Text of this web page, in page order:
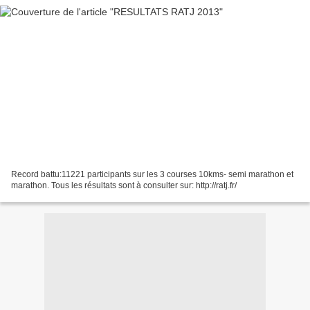
Record battu:11221 participants sur les 3 courses 10kms- semi marathon et
marathon. Tous les résultats sont à consulter sur: http://ratj.fr/